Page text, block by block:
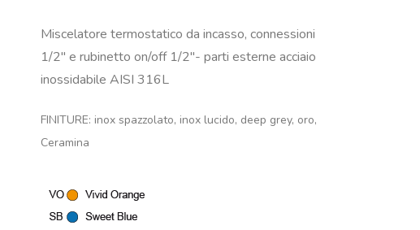
Miscelatore termostatico da incasso, connessioni
1/2″ e rubinetto on/off 1/2″- parti esterne acciaio
inossidabile AISI 316L
FINITURE: inox spazzolato, inox lucido, deep grey, oro,
Ceramina